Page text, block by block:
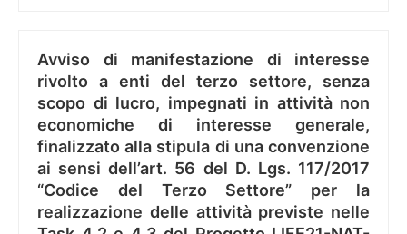
Avviso di manifestazione di interesse
rivolto a enti del terzo settore, senza
scopo di lucro, impegnati in attività non
economiche di interesse generale,
finalizzato alla stipula di una convenzione
ai sensi dell’art. 56 del D. Lgs. 117/2017
“Codice del Terzo Settore” per la
realizzazione delle attività previste nelle